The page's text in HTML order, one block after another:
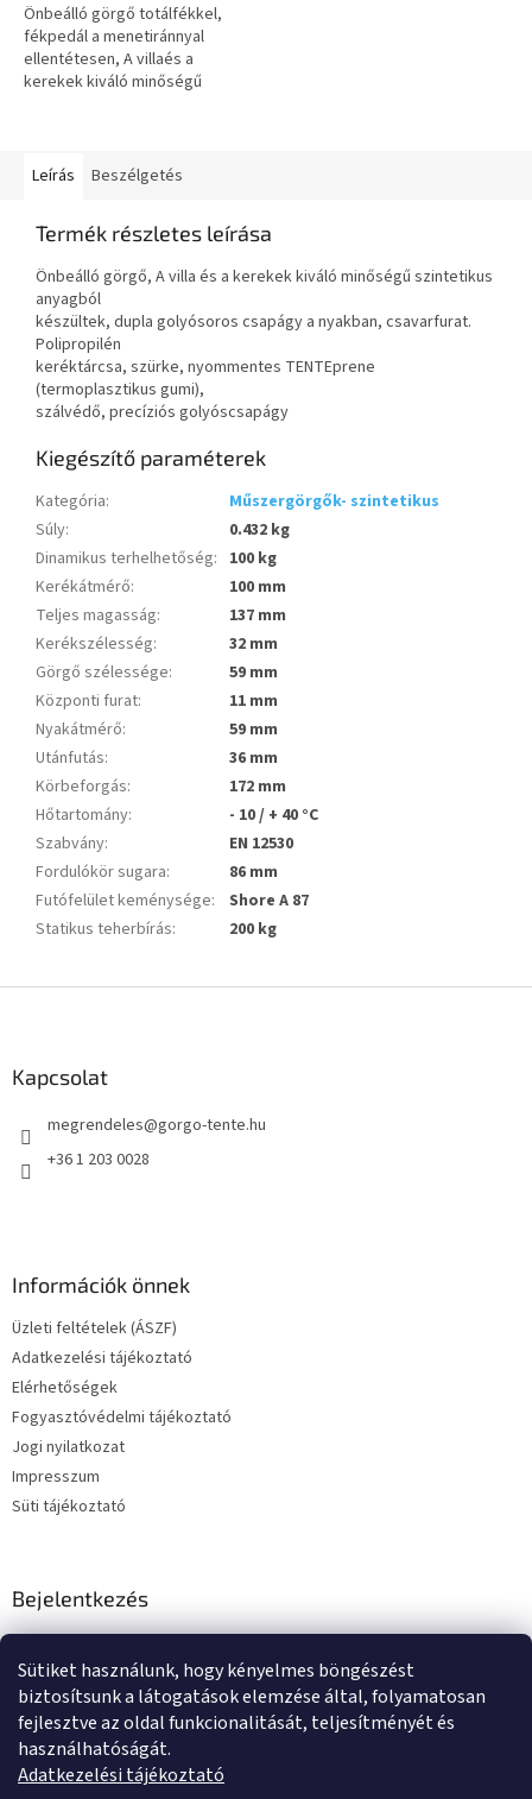
Sütiket használunk, hogy kényelmes böngészést
biztosítsunk a látogatások elemzése által, folyamatosan
fejlesztve az oldal funkcionalitását, teljesítményét és
használhatóságát.
Adatkezelési tájékoztató
Önbeálló görgő totálfékkel,
fékpedál a menetiránnyal
ellentétesen, A villaés a
kerekek kiváló minőségű
Leírás
Beszélgetés
Termék részletes leírása
Önbeálló görgő, A villa és a kerekek kiváló minőségű szintetikus
anyagból
készültek, dupla golyósoros csapágy a nyakban, csavarfurat.
Polipropilén
keréktárcsa, szürke, nyommentes TENTEprene
(termoplasztikus gumi),
szálvédő, precíziós golyóscsapágy
Kiegészítő paraméterek
Kategória:
Műszergörgők- szintetikus
Súly:
0.432 kg
Dinamikus terhelhetőség: 100 kg
Kerékátmérő:
100 mm
Teljes magasság:
137 mm
Kerékszélesség:
32 mm
Görgő szélessége:
59 mm
Központi furat:
11 mm
Nyakátmérő:
59 mm
Utánfutás:
36 mm
Körbeforgás:
172 mm
Hőtartomány:
- 10 / + 40 °C
Szabvány:
EN 12530
Fordulókör sugara:
86 mm
Futófelület keménysége:
Shore A 87
Statikus teherbírás: 200 kg
Kapcsolat
megrendeles@gorgo-tente.hu
+36 1 203 0028
Információk önnek
Üzleti feltételek (ÁSZF)
Adatkezelési tájékoztató
Elérhetőségek
Fogyasztóvédelmi tájékoztató
Jogi nyilatkozat
Impresszum
Süti tájékoztató
Bejelentkezés
E-mail
Jelszó
BEJELENTKEZÉS
Új regisztrációElfelejtett jelszó